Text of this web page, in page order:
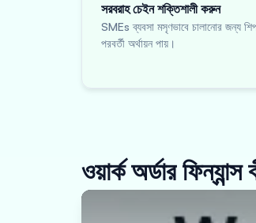
সরবরাহ চেইন শক্তিশালী করুন
SMEs ব্যবসা মসৃণভাবে চালানোর জন্য
পরবর্তী অর্থায়ন পায়।
ওয়ার্ক অর্ডার